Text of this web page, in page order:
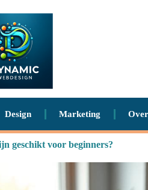
Design Marketing
geschikt voor beginners?